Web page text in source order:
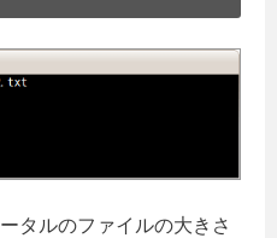
タルのファイルの大きさ